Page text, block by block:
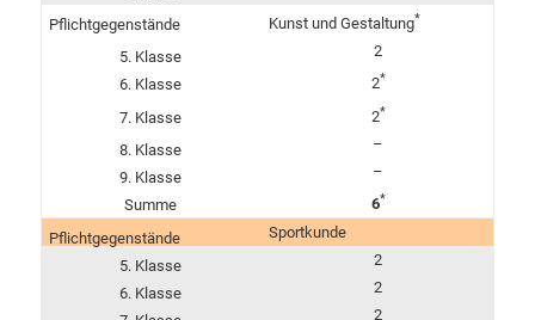
Kunst und Gestaltung*
2
2*
2*
–
–
6*
Sportkunde
2
2
2